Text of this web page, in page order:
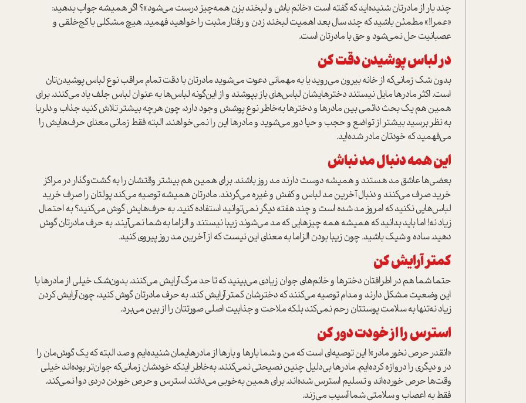
چند بار از مادرتان شنیده‌اید که گفته است «خانم باش و لبخند بزن همه‌چیز درست می‌شود»؟ اگر همیشه جواب بدهید:
«‌عمرا!» مطمئن باشید که چند سال بعد اهمیت لبخند زدن و رفتار مثبت را خواهید فهمید. هیچ مشکلی با کج‌خلقی و
عصبانیت حل نمی‌شود و حق با مادرتان است.
در لباس پوشیدن دقت کن
بدون شک زمانی‌که از خانه بیرون می‌روید یا به مهمانی دعوت مي‌شويد مادرتان با دقت تمام مراقب نوع لباس پوشیدن‌تان
است. اکثر مادرها مایل نیستند دخترهایشان لباس‌های باز بپوشند و از این‌گونه لباس‌ها به عنوان لباس جلف یاد می‌کنند. برای
همین هم یک بحث دائمی‌ بین مادرها و دخترها به‌خاطر نوع پوشش وجود دارد، چون هر‌چه بیشتر تلاش کنید جذاب و دلربا
به نظر برسید بیشتر از تواضع و حجب و حیا دور می‌شوید و مادرها این را نمی‌خواهند. البته فقط زمانی معنای حرف‌هایش را
می‌فهمید که خودتان مادر شده‌اید.
این همه دنبال مد نباش
بعضی‌ها عاشق مد هستند و همیشه دوست دارند مد روز باشند. برای همین هم بیشتر وقتشان را به گشت‌و‌گذار در مراکز
خرید صرف می‌کنند و دنبال آخرین مد لباس و کفش و غیره می‌گردند. مادرتان همیشه توصیه می‌کند پولتان را صرف خرید
لباس‌هایی نکنید که امروز مد شده است و چند هفته دیگر نمی‌توانید استفاده کنید. به حرف‌هایش گوش می‌کنید؟ به احتمال
زیاد نه! اما باید بدانید که همیشه همه چیزهایی که مد می‌شوند زیبا نیستند و الزاما به شما نمي‌آيند. به حرف مادرتان گوش
دهید. ساده و شیک باشید. چون زیبا بودن الزاما به معنای این نیست که از آخرین مد روز پیروی کنید.
کمتر آرایش کن
حتما شما هم در اطرافتان دخترها و خانم‌های جوان زیادی مي‌بينيد که تا حد مرگ آرایش می‌کنند. بدون‌شک خیلی از مادرها با
این وضعیت مشکل دارند و مدام توصیه می‌کنند که دخترشان کمتر آرایش کند. به حرف مادرتان گوش کنید، چون آرایش کردن
زیاد نه‌تنها به سلامت پوستتان رحم نمی‌کند بلکه ملاحت و جذابیت اصلی صورتتان را از بین می‌برد.
استرس را از خودت دور کن
«انقدر حرص نخور مادر»! این توصیه‌ای است که من و شما بارها‌ و‌ بارها از مادرهایمان شنیده‌ایم و صد البته که يك گوش‌مان را
در و ديگري را دروازه کرده‌ایم. مادرها بی‌دلیل چنین نصیحتی نمی‌کنند. به‌خاطر اینکه خودشان زمانی‌که جوان‌تر بوده‌اند خیلی
وقت‌ها حرص خورده‌اند و تسلیم استرس شده‌اند. برای همین به‌خوبی می‌دانند استرس و حرص خوردن دردی دوا نمی‌کند.
فقط به اعصاب و سلامتی شما آسیب می‌زند.